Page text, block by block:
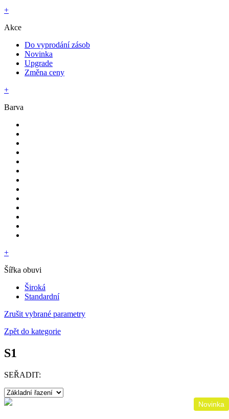
+
Akce
Do vyprodání zásob
Novinka
Upgrade
Změna ceny
+
Barva
+
Šířka obuvi
Široká
Standardní
Zrušit vybrané parametry
Zpět do kategorie
S1
SEŘADIT:
Novinka